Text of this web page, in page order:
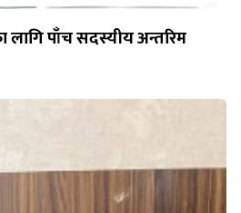
लागि पाँच सदस्यीय अन्तरिम